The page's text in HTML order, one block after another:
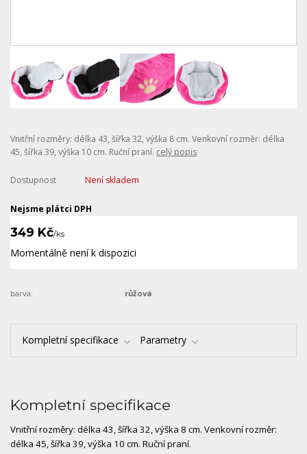
Vnitřní rozměry: délka 43, šířka 32, výška 8 cm. Venkovní rozměr: délka
45, šířka 39, výška 10 cm. Ruční praní. celý popis
Dostupnost Není skladem
Nejsme plátci DPH
349 Kč/ks
Momentálně není k dispozici
barva: růžová
Kompletní specifikace Parametry
Kompletní specifikace
Vnitřní rozměry: délka 43, šířka 32, výška 8 cm. Venkovní rozměr:
délka 45, šířka 39, výška 10 cm. Ruční praní.